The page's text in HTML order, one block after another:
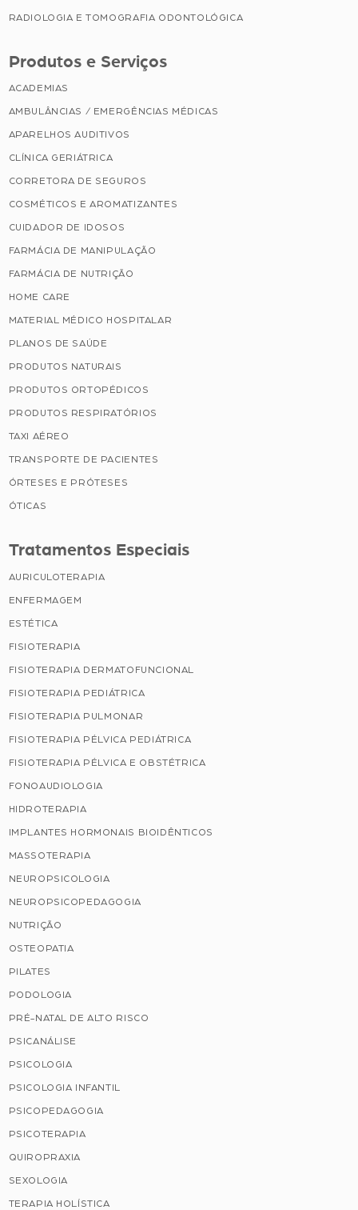
RADIOLOGIA E TOMOGRAFIA ODONTOLÓGICA
Produtos e Serviços
ACADEMIAS
AMBULÂNCIAS / EMERGÊNCIAS MÉDICAS
APARELHOS AUDITIVOS
CLÍNICA GERIÁTRICA
CORRETORA DE SEGUROS
COSMÉTICOS E AROMATIZANTES
CUIDADOR DE IDOSOS
FARMÁCIA DE MANIPULAÇÃO
FARMÁCIA DE NUTRIÇÃO
HOME CARE
MATERIAL MÉDICO HOSPITALAR
PLANOS DE SAÚDE
PRODUTOS NATURAIS
PRODUTOS ORTOPÉDICOS
PRODUTOS RESPIRATÓRIOS
TAXI AÉREO
TRANSPORTE DE PACIENTES
ÓRTESES E PRÓTESES
ÓTICAS
Tratamentos Especiais
AURICULOTERAPIA
ENFERMAGEM
ESTÉTICA
FISIOTERAPIA
FISIOTERAPIA DERMATOFUNCIONAL
FISIOTERAPIA PEDIÁTRICA
FISIOTERAPIA PULMONAR
FISIOTERAPIA PÉLVICA PEDIÁTRICA
FISIOTERAPIA PÉLVICA E OBSTÉTRICA
FONOAUDIOLOGIA
HIDROTERAPIA
IMPLANTES HORMONAIS BIOIDÊNTICOS
MASSOTERAPIA
NEUROPSICOLOGIA
NEUROPSICOPEDAGOGIA
NUTRIÇÃO
OSTEOPATIA
PILATES
PODOLOGIA
PRÉ-NATAL DE ALTO RISCO
PSICANÁLISE
PSICOLOGIA
PSICOLOGIA INFANTIL
PSICOPEDAGOGIA
PSICOTERAPIA
QUIROPRAXIA
SEXOLOGIA
TERAPIA HOLÍSTICA